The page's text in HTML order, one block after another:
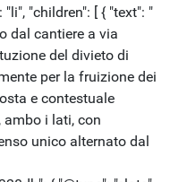
"children": [ { "text": "
dal cantiere a via
del divieto di
per la fruizione dei
e contestuale
i lati, con
unico alternato dal